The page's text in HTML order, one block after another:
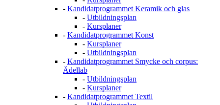
- Kandidatprogrammet Keramik och glas
- Utbildningsplan
- Kursplaner
- Kandidatprogrammet Konst
- Kursplaner
- Utbildningsplan
- Kandidatprogrammet Smycke och corpus:
Ädellab
- Utbildningsplan
- Kursplaner
- Kandidatprogrammet Textil